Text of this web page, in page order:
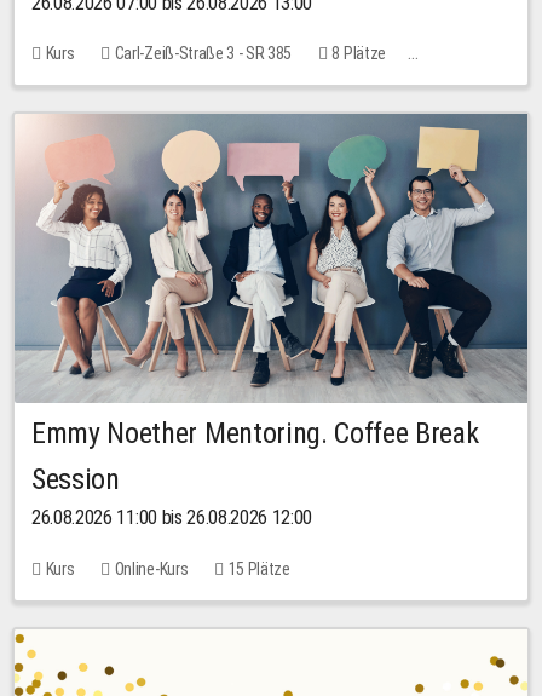
Kurs Carl-Zeiß-Straße 3 - SR 385
8 Plätze
20,00 EUR
Emmy Noether Mentoring. Coffee Break
Session
26.08.2026 11:00 bis 26.08.2026 12:00
Kurs Online-Kurs 15 Plätze